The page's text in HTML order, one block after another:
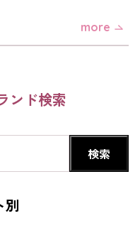
more
ンド検索
別